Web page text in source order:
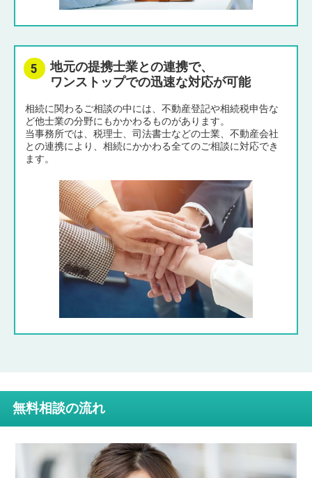
地元の提携士業との連携で、
ワンストップでの迅速な対応が可能
相続に関わるご相談の中には、不動産登記や相続税申告な
ど他士業の分野にもかかわるものがあります。
当事務所では、税理士、司法書士などの士業、不動産会社
との連携により、相続にかかわる全てのご相談に対応でき
ます。
無料相談の流れ